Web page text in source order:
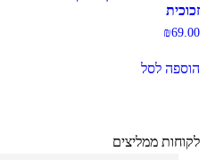
זכוכית
₪69.00
הוספה לסל
לקוחות ממליצים